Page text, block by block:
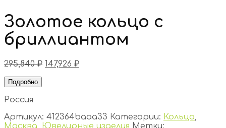
Золотое кольцо с
бриллиантом
295,840₽ 147,926 ₽
Подробно
Россия
Артикул: 412364baaa33 Категории: Кольца,
Москва, Ювелирные изделия Метки: